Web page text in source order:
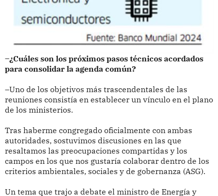
–¿Cuáles son los próximos pasos técnicos acordados
para consolidar la agenda común?
–Uno de los objetivos más trascendentales de las
reuniones consistía en establecer un vínculo en el plano
de los ministerios.
Tras haberme congregado oficialmente con ambas
autoridades, sostuvimos discusiones en las que
resaltamos las preocupaciones compartidas y los
campos en los que nos gustaría colaborar dentro de los
criterios ambientales, sociales y de gobernanza (ASG).
Un tema que trajo a debate el ministro de Energía y